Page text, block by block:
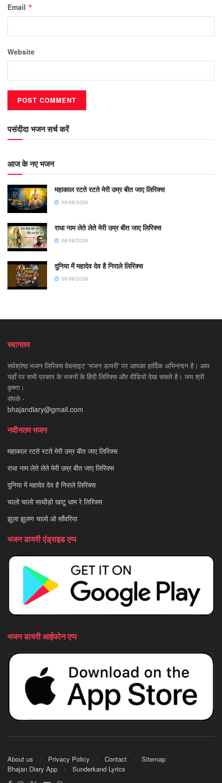
Email *
Website
पसंदीदा भजन सर्च करें
आज के नए भजन
महाकाल रटते रटते मेरी उम्र बीत जाए लिरिक्स
06/08/2026
राधा नाम लेते लेते मेरी उम्र बीत जाए लिरिक्स
06/08/2026
दुनिया में महादेव देव है निराले लिरिक्स
06/08/2026
स्वागतम
सर्वश्रेष्ठ भजन लिरिक्स वेबसाइट 'भजन डायरी' पर आपका हार्दिक अभिनन्दन है। आप
यहाँ पर सभी प्रकार के भजनों के हिंदी लिरिक्स और वीडियो देख सकते है। जय श्री
कृष्णा।
संपर्क -
bhajandiary@gmail.com
नवीनतम भजन
महाकाल रटते रटते मेरी उम्र बीत जाए लिरिक्स
राधा नाम लेते लेते मेरी उम्र बीत जाए लिरिक्स
दुनिया में महादेव देव है निराले लिरिक्स
चालो चालो साथीड़ो खाटू धाम रे लिरिक्स
झूला झूलण चालो ओ साँवरिया
भजन डायरी एंड्राइड एप्प
भजन डायरी आईफोन एप्प
About us Privacy Policy Contact
Sitemap
Bhajan Diary App
Sunderkand Lyrics